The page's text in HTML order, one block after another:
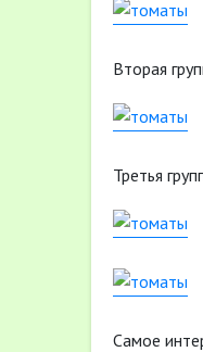
Вторая
Третья
Самое